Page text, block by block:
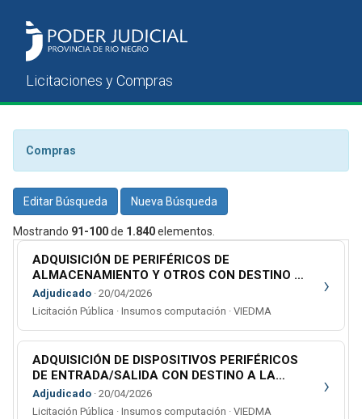
Compras
Editar Búsqueda Nueva Búsqueda
Mostrando 91-100de 1.840elementos.
ADQUISICIÓN DE PERIFÉRICOS DE
ALMACENAMIENTO Y OTROS CON DESTINO A
LA DIRECCIÓN GRAL. DE SISTEMAS DEL STJ Y
AL MINISTERIO PÚBLICO
Adjudicado · 20/04/2026
Licitación Pública · Insumos computación · VIEDMA
›
ADQUISICIÓN DE DISPOSITIVOS PERIFÉRICOS
DE ENTRADA/SALIDA CON DESTINO A LA
DIRECCIÓN GRAL. DE SISTEMAS DEL STJ Y AL
MINISTERIO PÚBLICO
Adjudicado · 20/04/2026
Licitación Pública · Insumos computación · VIEDMA
›